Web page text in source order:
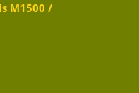
M1500 /